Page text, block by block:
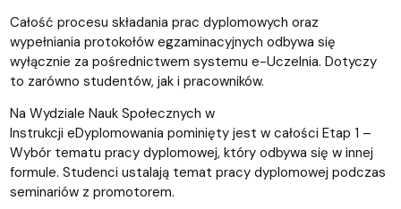
Całość procesu składania prac dyplomowych oraz
wypełniania protokołów egzaminacyjnych odbywa się
wyłącznie za pośrednictwem systemu e-Uczelnia. Dotyczy
to zarówno studentów, jak i pracowników.
Na Wydziale Nauk Społecznych w
Instrukcji eDyplomowania pominięty jest w całości Etap 1 –
Wybór tematu pracy dyplomowej, który odbywa się w innej
formule. Studenci ustalają temat pracy dyplomowej podczas
seminariów z promotorem.